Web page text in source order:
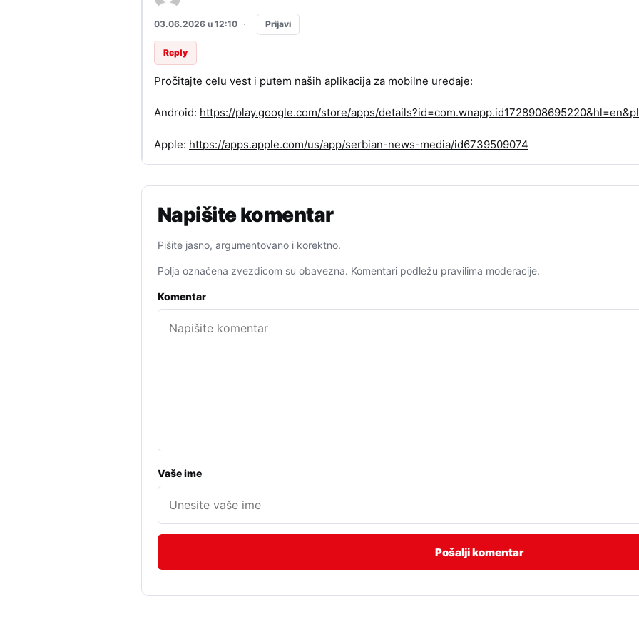
03.06.2026 u 12:10 · Prijavi
Reply
Pročitajte celu vest i putem naših aplikacija za mobilne uređaje:
Android: https://play.google.com/store/apps/
Apple: https://apps.apple.com/us/app/serbian-news-media/id6739509074
Napišite komentar
Pišite jasno, argumentovano i korektno.
Polja označena zvezdicom su obavezna. Komentari podležu pravilima moderacije.
Komentar
Vaše ime